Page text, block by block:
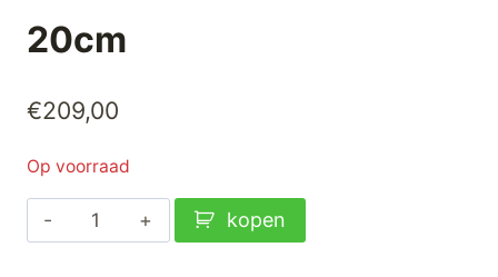
20cm
€209,00
Op voorraad
Demeyere
Silver-
kopen